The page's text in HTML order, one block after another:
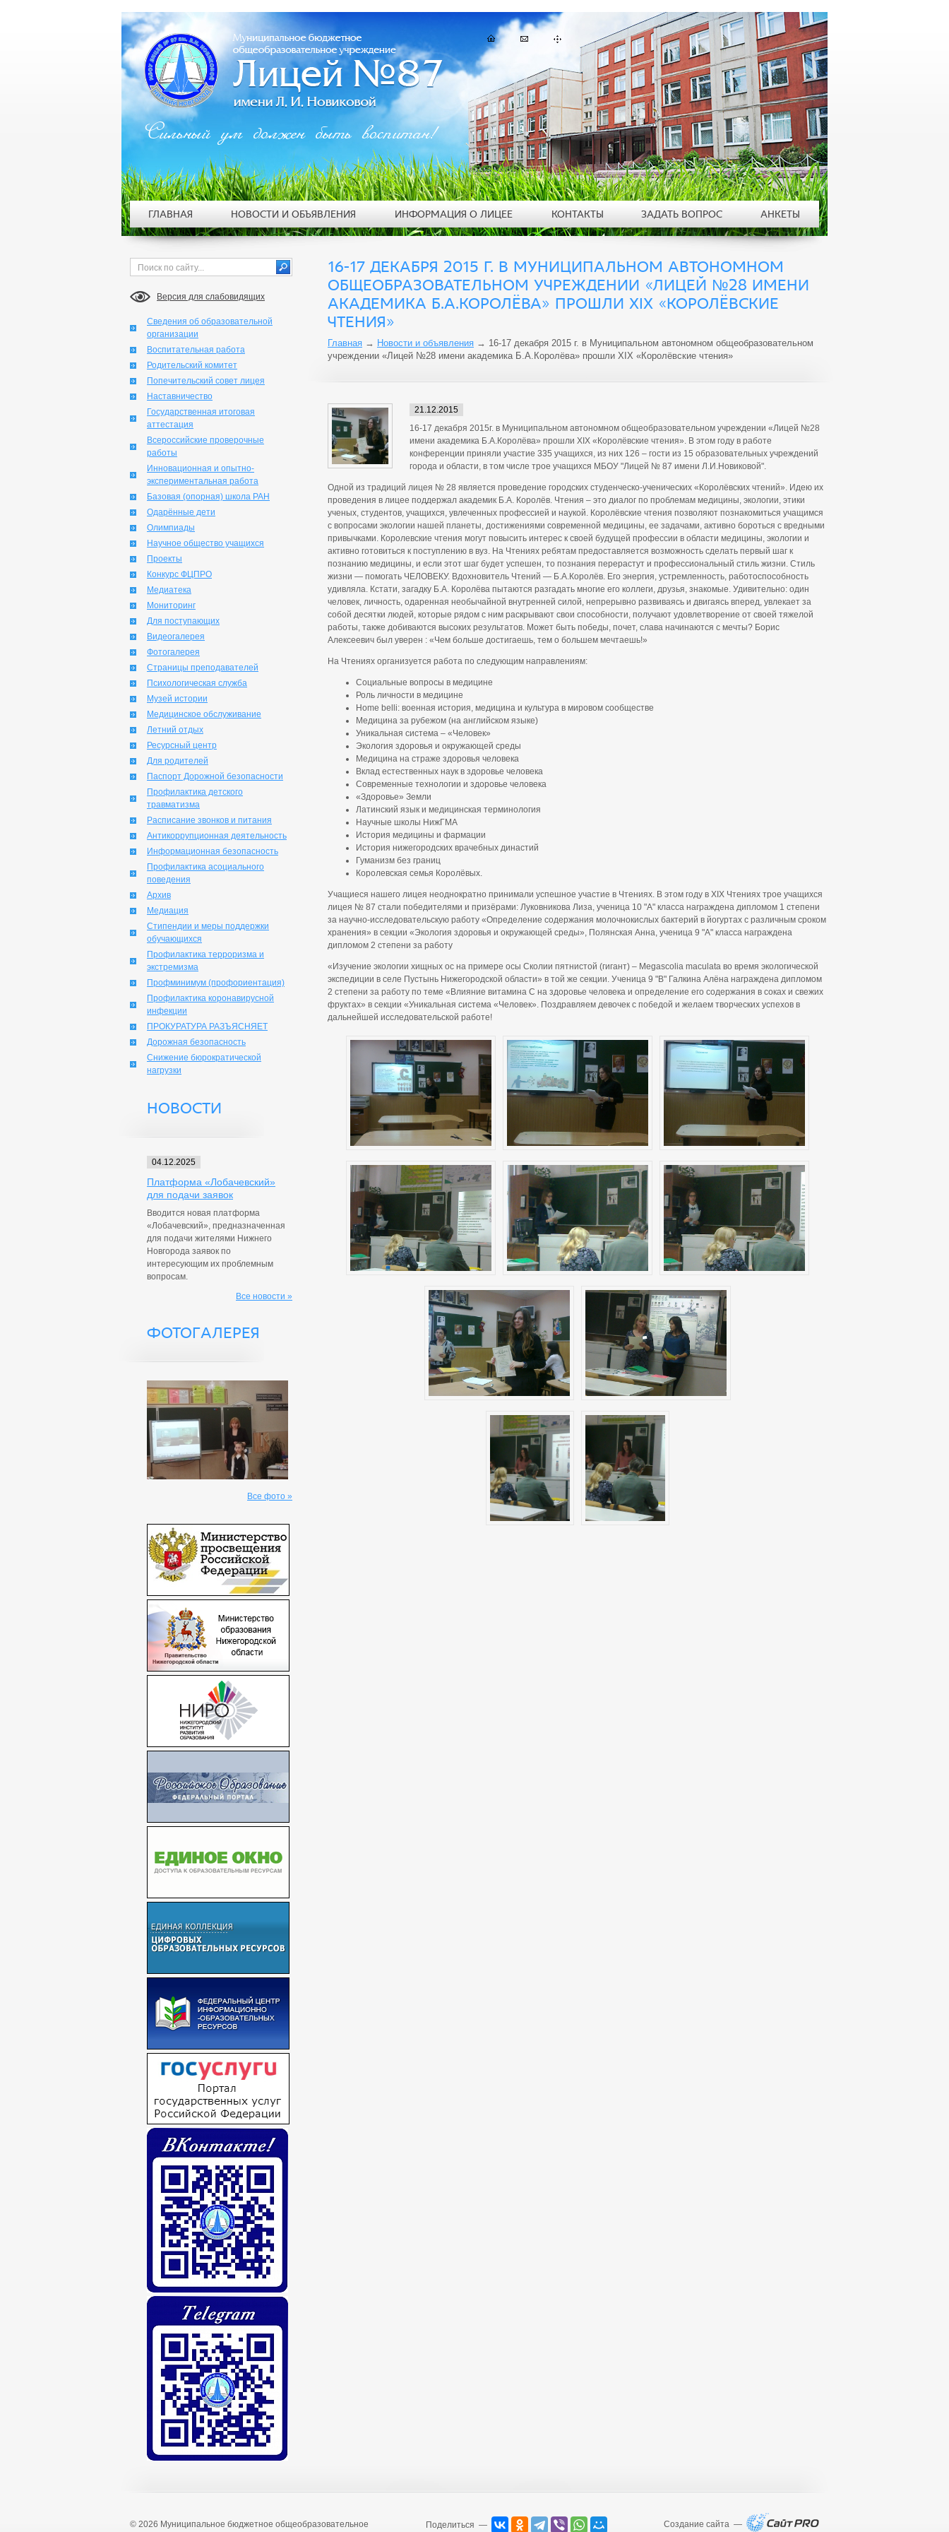
Версия для слабовидящих
Сведения об образовательной
организации
Воспитательная работа
Родительский комитет
Попечительский совет лицея
Наставничество
Государственная итоговая
аттестация
Всероссийские проверочные
работы
Инновационная и опытно-
экспериментальная работа
Базовая (опорная) школа РАН
Одарённые дети
Олимпиады
Научное общество учащихся
Проекты
Конкурс ФЦПРО
Медиатека
Мониторинг
Для поступающих
Видеогалерея
Фотогалерея
Страницы преподавателей
Психологическая служба
Музей истории
Медицинское обслуживание
Летний отдых
Ресурсный центр
Для родителей
Паспорт Дорожной безопасности
Профилактика детского
травматизма
Расписание звонков и питания
Антикоррупционная деятельность
Информационная безопасность
Профилактика асоциального
поведения
Архив
Медиация
Стипендии и меры поддержки
обучающихся
Профилактика терроризма и
экстремизма
Профминимум (профориентация)
Профилактика коронавирусной
инфекции
ПРОКУРАТУРА РАЗЪЯСНЯЕТ
Дорожная безопасность
Снижение бюрократической
нагрузки
НОВОСТИ
04.12.2025
Платформа «Лобачевский»
для подачи заявок
Вводится новая платформа
«Лобачевский», предназначенная
для подачи жителями Нижнего
Новгорода заявок по
интересующим их проблемным
вопросам.
Все новости »
ФОТОГАЛЕРЕЯ
Все фото »
16-17 ДЕКАБРЯ 2015 Г. В МУНИЦИПАЛЬНОМ АВТОНОМНОМ
ОБЩЕОБРАЗОВАТЕЛЬНОМ УЧРЕЖДЕНИИ «ЛИЦЕЙ №28 ИМЕНИ
АКАДЕМИКА Б.А.КОРОЛЁВА» ПРОШЛИ XIX «КОРОЛЁВСКИЕ
ЧТЕНИЯ»
Главная → Новости и объявления → 16-17 декабря 2015 г. в Муниципальном автономном общеобразовательном
учреждении «Лицей №28 имени академика Б.А.Королёва» прошли XIX «Королёвские чтения»
21.12.2015
16-17 декабря 2015г. в Муниципальном автономном общеобразовательном учреждении «Лицей №28
имени академика Б.А.Королёва» прошли XIX «Королёвские чтения». В этом году в работе
конференции приняли участие 335 учащихся, из них 126 – гости из 15 образовательных учреждений
города и области, в том числе трое учащихся МБОУ "Лицей № 87 имени Л.И.Новиковой".
Одной из традиций лицея № 28 является проведение городских студенческо-ученических «Королёвских чтений». Идею их
проведения в лицее поддержал академик Б.А. Королёв. Чтения – это диалог по проблемам медицины, экологии, этики
ученых, студентов, учащихся, увлеченных профессией и наукой. Королёвские чтения позволяют познакомиться учащимся
с вопросами экологии нашей планеты, достижениями современной медицины, ее задачами, активно бороться с вредными
привычками. Королевские чтения могут повысить интерес к своей будущей профессии в области медицины, экологии и
активно готовиться к поступлению в вуз. На Чтениях ребятам предоставляется возможность сделать первый шаг к
познанию медицины, и если этот шаг будет успешен, то познания перерастут и профессиональный стиль жизни. Стиль
жизни — помогать ЧЕЛОВЕКУ. Вдохновитель Чтений — Б.А.Королёв. Его энергия, устремленность, работоспособность
удивляла. Кстати, загадку Б.А. Королёва пытаются разгадать многие его коллеги, друзья, знакомые. Удивительно: один
человек, личность, одаренная необычайной внутренней силой, непрерывно развиваясь и двигаясь вперед, увлекает за
собой десятки людей, которые рядом с ним раскрывают свои способности, получают удовлетворение от своей тяжелой
работы, также добиваются высоких результатов. Может быть победы, почет, слава начинаются с мечты? Борис
Алексеевич был уверен : «Чем больше достигаешь, тем о большем мечтаешь!»
На Чтениях организуется работа по следующим направлениям:
Социальные вопросы в медицине
Роль личности в медицине
Home belli: военная история, медицина и культура в мировом сообществе
Медицина за рубежом (на английском языке)
Уникальная система – «Человек»
Экология здоровья и окружающей среды
Медицина на страже здоровья человека
Вклад естественных наук в здоровье человека
Современные технологии и здоровье человека
«Здоровье» Земли
Латинский язык и медицинская терминология
Научные школы НижГМА
История медицины и фармации
История нижегородских врачебных династий
Гуманизм без границ
Королевская семья Королёвых.
Учащиеся нашего лицея неоднократно принимали успешное участие в Чтениях. В этом году в XIX Чтениях трое учащихся
лицея № 87 стали победителями и призёрами: Луковникова Лиза, ученица 10 "А" класса награждена дипломом 1 степени
за научно-исследовательскую работу «Определение содержания молочнокислых бактерий в йогуртах с различным сроком
хранения» в секции «Экология здоровья и окружающей среды», Полянская Анна, ученица 9 "А" класса награждена
дипломом 2 степени за работу
«Изучение экологии хищных ос на примере осы Сколии пятнистой (гигант) – Megascolia maculata во время экологической
экспедиции в селе Пустынь Нижегородской области» в той же секции. Ученица 9 "В" Галкина Алёна награждена дипломом
2 степени за работу по теме «Влияние витамина С на здоровье человека и определение его содержания в соках и свежих
фруктах» в секции «Уникальная система «Человек». Поздравляем девочек с победой и желаем творческих успехов в
дальнейшей исследовательской работе!
Сильный ум должен быть воспитан!
ГЛАВНАЯ НОВОСТИ И ОБЪЯВЛЕНИЯ ИНФОРМАЦИЯ О ЛИЦЕЕ КОНТАКТЫ ЗАДАТЬ ВОПРОС АНКЕТЫ
© 2026 Муниципальное бюджетное общеобразовательное Поделиться — Создание сайта —